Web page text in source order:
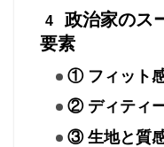
政治家のス
要素
① フィット
② ディティ
③ 生地と質